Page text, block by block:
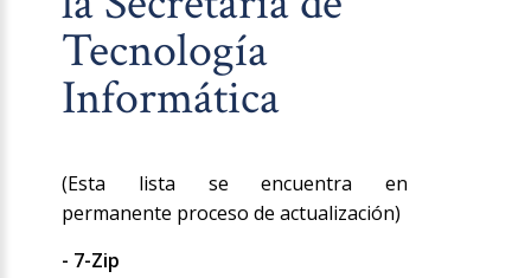
Tecnología
Informática
(Esta lista se encuentra en
permanente proceso de actualización)
- 7-Zip